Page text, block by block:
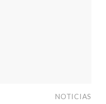
NOTICIAS